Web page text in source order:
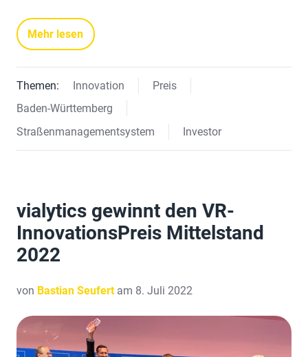
Mehr lesen
Themen: Innovation
Preis
Baden-Württemberg
Straßenmanagementsystem
Investor
vialytics gewinnt den VR-
InnovationsPreis Mittelstand
2022
von Bastian Seufertam 8. Juli 2022